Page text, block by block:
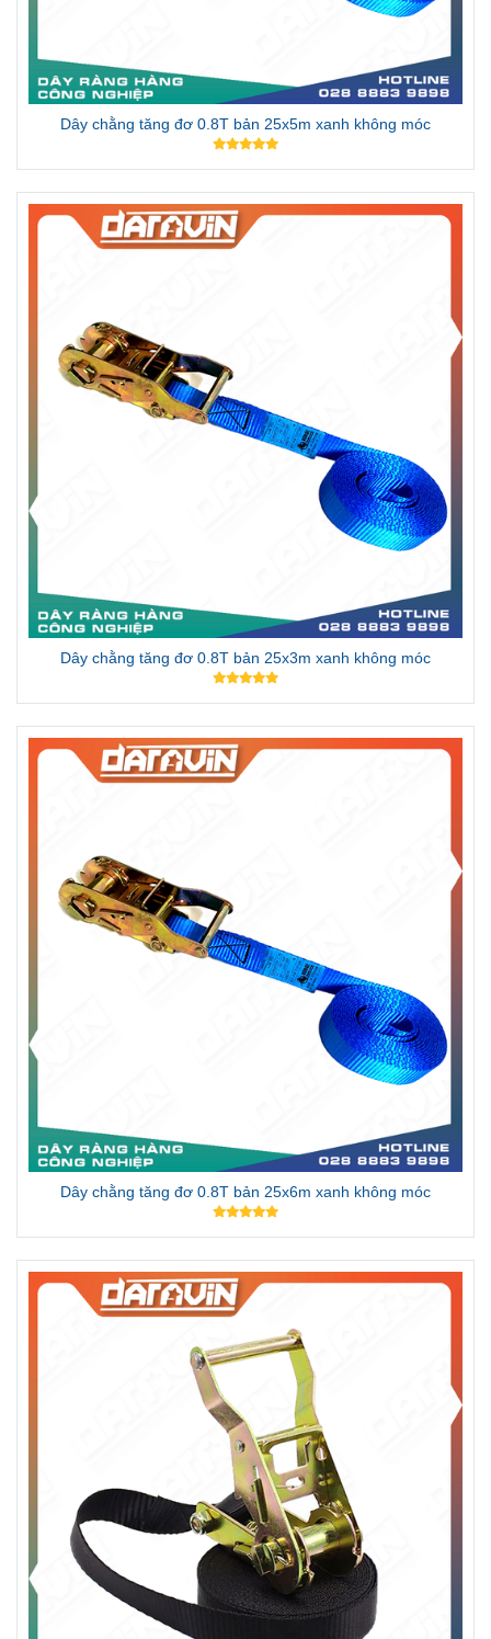
Dây chằng tăng đơ 0.8T bản 25x3m xanh không móc
Dây chằng tăng đơ 0.8T bản 25x6m xanh không móc
Dây chằng tăng đơ 0.8T bản 25x3m đen móc J